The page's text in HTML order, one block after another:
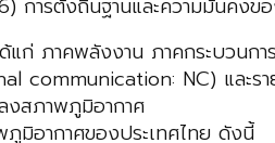
การตั้งถิ่นฐานและความมั่นคง
ภาคพลังงาน ภาคกระบวนก
communication: NC) แล
งสภาพภูมิอากาศ
ภูมิอากาศของประเทศไทย ดังนี้